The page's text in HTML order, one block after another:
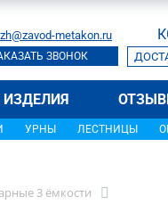
metakon.ru
ЗВОНОК
УРНЫ ЛЕСТНИЦЫ
3 ёмкости